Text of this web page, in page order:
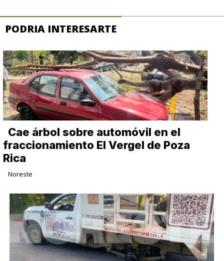
PODRIA INTERESARTE
Cae árbol sobre automóvil en el
fraccionamiento El Vergel de Poza
Rica
Noreste